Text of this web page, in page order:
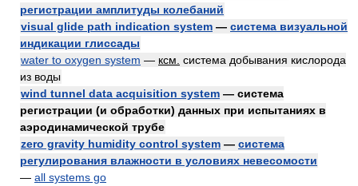
регистрации амплитуды колебаний
visual glide path indication system — система визуальной
индикации глиссады
water to oxygen system — ксм. система добывания кислорода
из воды
wind tunnel data acquisition system — система
регистрации (и обработки) данных при испытаниях в
аэродинамической трубе
zero gravity humidity control system — система
регулирования влажности в условиях невесомости
— all systems go